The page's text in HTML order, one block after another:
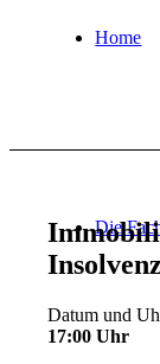
Home
Die
Datum und
17:00 Uhr